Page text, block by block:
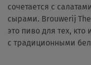
сочетается с
сырами. Brouwerij
это пиво для тех,
с традиционными